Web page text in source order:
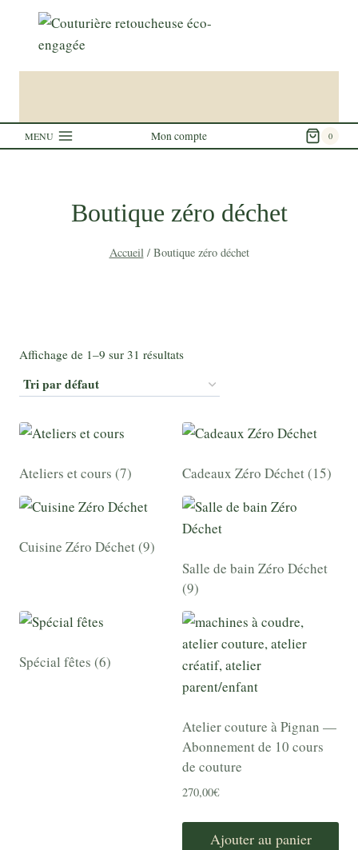
contenu
MENU Mon compte 0
Boutique zéro déchet
Accueil / Boutique zéro déchet
Affichage de 1–9 sur 31 résultats
Ateliers et cours (7) Cadeaux Zéro Déchet(15)
Cuisine Zéro Déchet(9)
Salle de bain Zéro Déchet
(9)
Spécial fêtes (6)
Atelier couture à Pignan —
Abonnement de 10 cours
de couture
270,00€
Ajouter au panier